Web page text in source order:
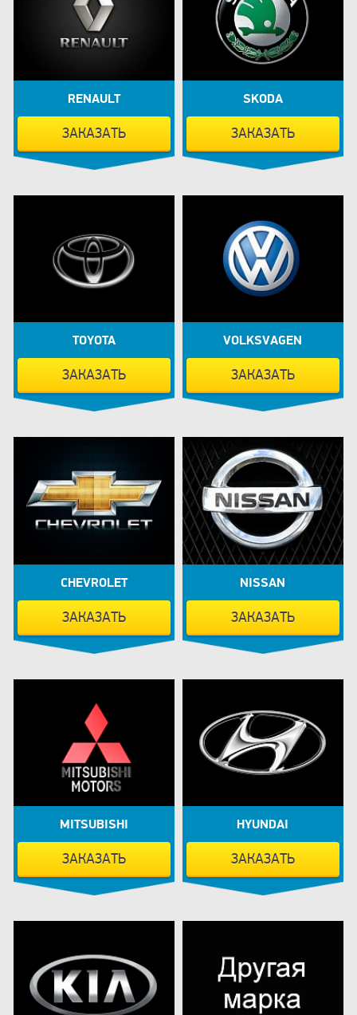
RENAULT
ЗАКАЗАТЬ
SKODA
ЗАКАЗАТЬ
TOYOTA
ЗАКАЗАТЬ
VOLKSVAGEN
ЗАКАЗАТЬ
CHEVROLET
ЗАКАЗАТЬ
NISSAN
ЗАКАЗАТЬ
MITSUBISHI
ЗАКАЗАТЬ
HYUNDAI
ЗАКАЗАТЬ